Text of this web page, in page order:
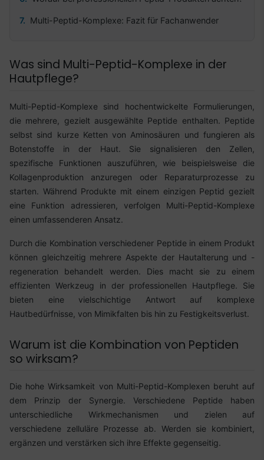
Multi-Peptid-Komplexe: Fazit für Fachanwender
Was sind Multi-Peptid-Komplexe in der
Hautpflege?
Multi-Peptid-Komplexe sind hochentwickelte Formulierungen,
die mehrere, gezielt ausgewählte Peptide enthalten. Peptide
selbst sind kurze Ketten von Aminosäuren und fungieren als
Botenstoffe in der Haut. Sie signalisieren den Zellen,
spezifische Funktionen auszuführen, wie beispielsweise die
Kollagenproduktion anzuregen oder Reparaturprozesse zu
starten. Während Produkte mit einem einzigen Peptid gezielt
eine Funktion adressieren, verfolgen Multi-Peptid-Komplexe
einen umfassenderen Ansatz.
Durch die Kombination verschiedener Peptide in einem Produkt
können gleichzeitig mehrere Aspekte der Hautalterung und -
regeneration behandelt werden. Dies macht sie zu einem
effizienten Werkzeug in der professionellen Hautpflege. Sie
bieten eine vielschichtige Antwort auf komplexe
Hautbedürfnisse, von Mimikfalten bis hin zu Festigkeitsverlust.
Warum ist die Kombination von Peptiden
so wirksam?
Die hohe Wirksamkeit von Multi-Peptid-Komplexen beruht auf
dem Prinzip der Synergie. Verschiedene Peptide haben
unterschiedliche Wirkmechanismen und zielen auf
verschiedene zelluläre Prozesse ab. Werden sie kombiniert,
ergänzen und verstärken sich ihre Effekte gegenseitig.